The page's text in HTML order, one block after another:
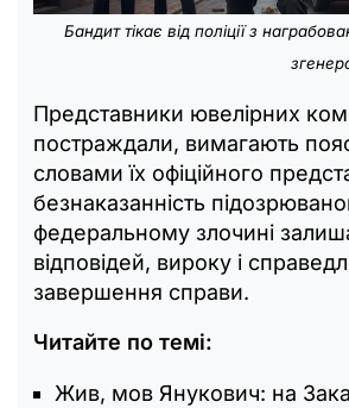
Бандит тікає від поліції з
Представники ювелірних
постраждали, вимагають
словами їх офіційного
безнаказанність
федеральному злочині
відповідей, вироку і
завершення справи.
Читайте по темі:
Жив, мов Янукович: на